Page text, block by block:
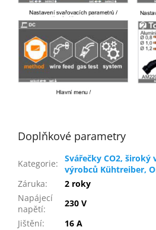
Doplňkové parametry
Kategorie:
Svářečky CO2, široký
výrobců Kühtreiber,
Záruka:
2 roky
Napájecí
napětí:
230 V
Jištění:
16 A